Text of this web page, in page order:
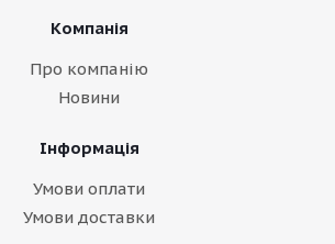
Компанія
Про компанію
Новини
Інформація
Умови оплати
Умови доставки